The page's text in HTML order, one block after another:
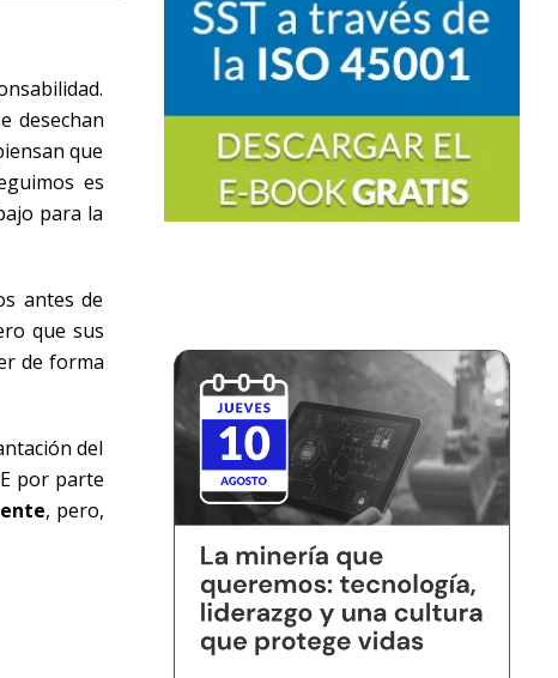
desechan
que
es
para la
antes de
que sus
de forma
del
por parte
, pero,